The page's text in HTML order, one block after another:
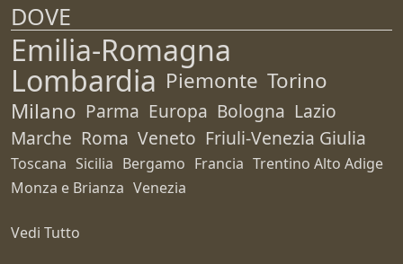
DOVE
Emilia-Romagna
Lombardia Piemonte Torino
Milano Parma Europa Bologna Lazio
Marche Roma Veneto Friuli-Venezia Giulia
Toscana Sicilia Bergamo Francia Trentino Alto Adige
Monza e Brianza Venezia
Vedi Tutto